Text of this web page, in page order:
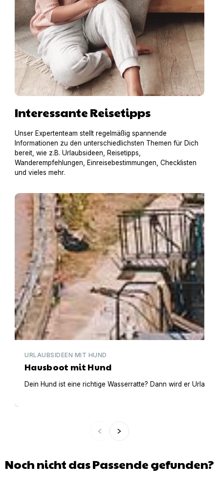
Interessante Reisetipps
Unser Expertenteam stellt regelmäßig spannende
Informationen zu den unterschiedlichsten Themen für Dich
bereit, wie z.B. Urlaubsideen, Reisetipps,
Wanderempfehlungen, Einreisebestimmungen, Checklisten
und vieles mehr.
Hausboot mit Hund
URLAUBSIDEEN MIT HUND
Hausboot mit Hund
Dein Hund ist eine richtige Wasserratte? Dann wird er
Noch nicht das Passende gefunden?